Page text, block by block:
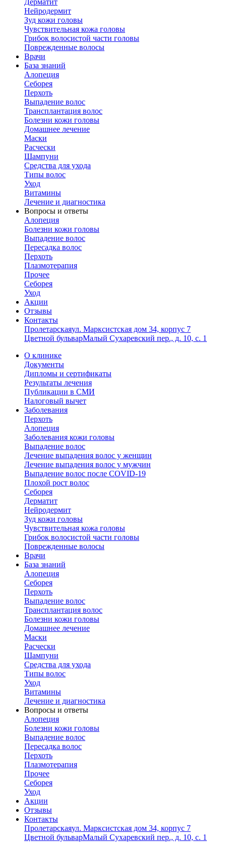
Дерматит
Нейродермит
Зуд кожи головы
Чувствительная кожа головы
Грибок волосистой части головы
Поврежденные волосы
Врачи
База знаний
Алопеция
Себорея
Перхоть
Выпадение волос
Трансплантация волос
Болезни кожи головы
Домашнее лечение
Маски
Расчески
Шампуни
Средства для ухода
Типы волос
Уход
Витамины
Лечение и диагностика
Вопросы и ответы
Алопеция
Болезни кожи головы
Выпадение волос
Пересадка волос
Перхоть
Плазмотерапия
Прочее
Себорея
Уход
Акции
Отзывы
Контакты
Пролетарскаяул. Марксистская дом 34, корпус 7
Цветной бульварМалый Сухаревский пер., д. 10, с. 1
О клинике
Документы
Дипломы и сертификаты
Результаты лечения
Публикации в СМИ
Налоговый вычет
Заболевания
Перхоть
Алопеция
Заболевания кожи головы
Выпадение волос
Лечение выпадения волос у женщин
Лечение выпадения волос у мужчин
Выпадение волос после COVID-19
Плохой рост волос
Cеборея
Дерматит
Нейродермит
Зуд кожи головы
Чувствительная кожа головы
Грибок волосистой части головы
Поврежденные волосы
Врачи
База знаний
Алопеция
Себорея
Перхоть
Выпадение волос
Трансплантация волос
Болезни кожи головы
Домашнее лечение
Маски
Расчески
Шампуни
Средства для ухода
Типы волос
Уход
Витамины
Лечение и диагностика
Вопросы и ответы
Алопеция
Болезни кожи головы
Выпадение волос
Пересадка волос
Перхоть
Плазмотерапия
Прочее
Себорея
Уход
Акции
Отзывы
Контакты
Пролетарскаяул. Марксистская дом 34, корпус 7
Цветной бульварМалый Сухаревский пер., д. 10, с. 1